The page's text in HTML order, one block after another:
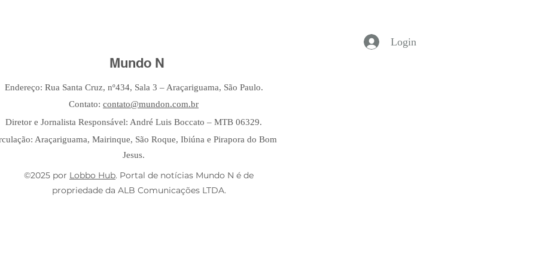
Login
Mundo N
Endereço: Rua Santa Cruz, nº434, Sala 3 – Araçariguama, São Paulo.
Contato: contato@mundon.com.br
Diretor e Jornalista Responsável: André Luis Boccato – MTB 06329.
Araçariguama, Mairinque, São Roque, Ibiúna e Pirapora do Bom
Jesus.
©2025 por Lobbo Hub. Portal de notícias Mundo N é de
propriedade da ALB Comunicações LTDA.